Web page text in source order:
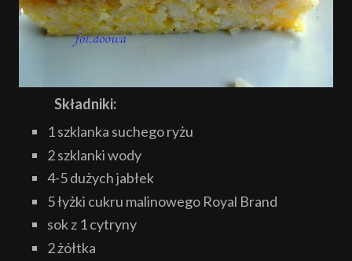
Składniki:
1 szklanka suchego ryżu
2 szklanki wody
4-5 dużych jabłek
5 łyżki cukru malinowego Royal Brand
sok z 1 cytryny
2 żółtka